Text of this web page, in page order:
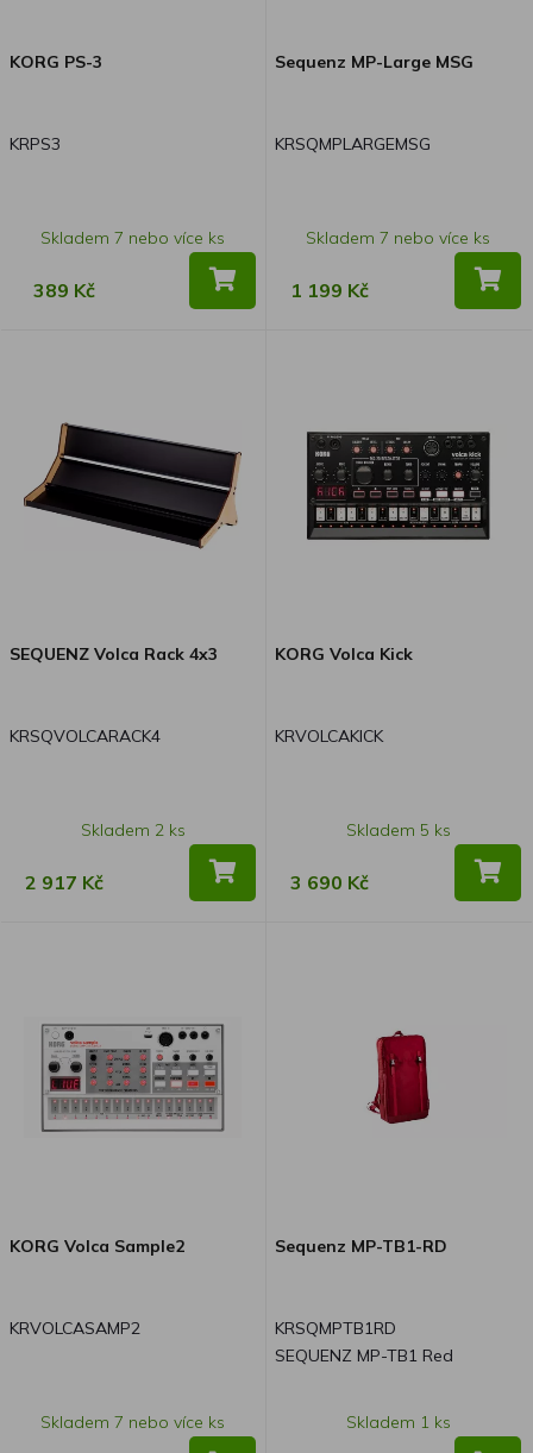
KORG PS-3
KRPS3
Skladem 7 nebo více ks
389 Kč
Sequenz MP-Large MSG
KRSQMPLARGEMSG
Skladem 7 nebo více ks
1 199 Kč
SEQUENZ Volca Rack 4x3
KRSQVOLCARACK4
Skladem 2 ks
2 917 Kč
KORG Volca Kick
KRVOLCAKICK
Skladem 5 ks
3 690 Kč
KORG Volca Sample2
KRVOLCASAMP2
Skladem 7 nebo více ks
Sequenz MP-TB1-RD
KRSQMPTB1RD
SEQUENZ MP-TB1 Red
Skladem 1 ks